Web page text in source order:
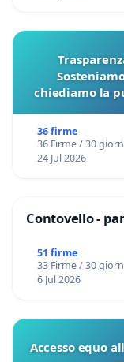
chiediamo la
36 firme
36 Firme / 30
24 Jul 2026
Contovello -
51 firme
33 Firme / 30
6 Jul 2026
Accesso equo